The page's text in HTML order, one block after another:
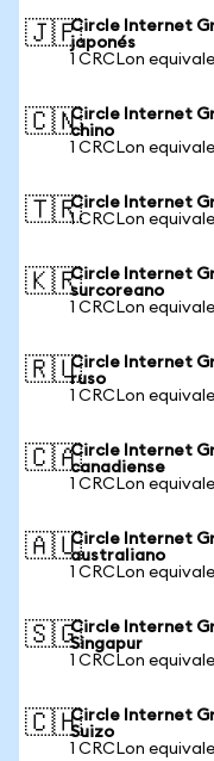
🇯🇵Circle Internet
japonés
1 CRCLon
🇨🇳Circle Internet
chino
1 CRCLon
🇹🇷Circle Internet
1 CRCLon
🇰🇷Circle Internet
surcoreano
1 CRCLon
🇷🇺Circle Internet
ruso
1 CRCLon
🇨🇦Circle Internet
canadiense
1 CRCLon
🇦🇺Circle Internet
australiano
1 CRCLon
🇸🇬Circle Internet
Singapur
1 CRCLon
🇨🇭Circle Internet
Suizo
1 CRCLon